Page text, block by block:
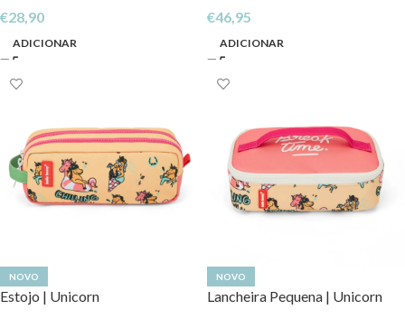
€28,90
ADICIONAR
€46,95
ADICIONAR
NOVO
Estojo | Unicorn
NOVO
Lancheira Pequena | Unicorn